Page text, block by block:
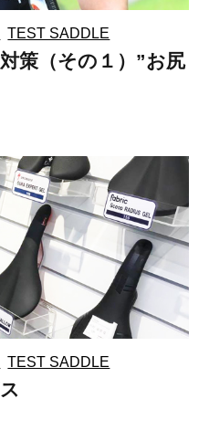
TEST SADDLE
策（その１）”お尻
TEST SADDLE